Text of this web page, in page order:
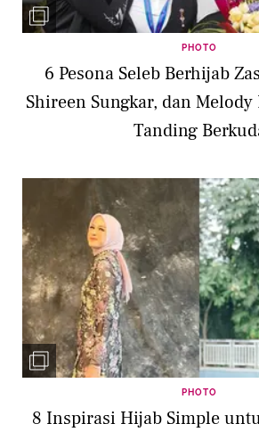
PHOTO
6 Pesona Seleb Berhijab
Shireen Sungkar, dan Melody
Tanding
PHOTO
8 Inspirasi Hijab Simple